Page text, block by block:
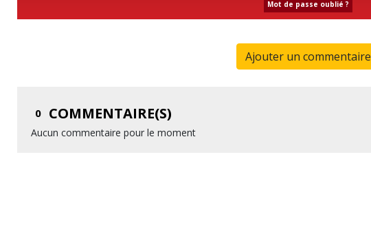
Mot de passe oublié ?
Ajouter un commentaire
0 COMMENTAIRE(S)
Aucun commentaire pour le moment